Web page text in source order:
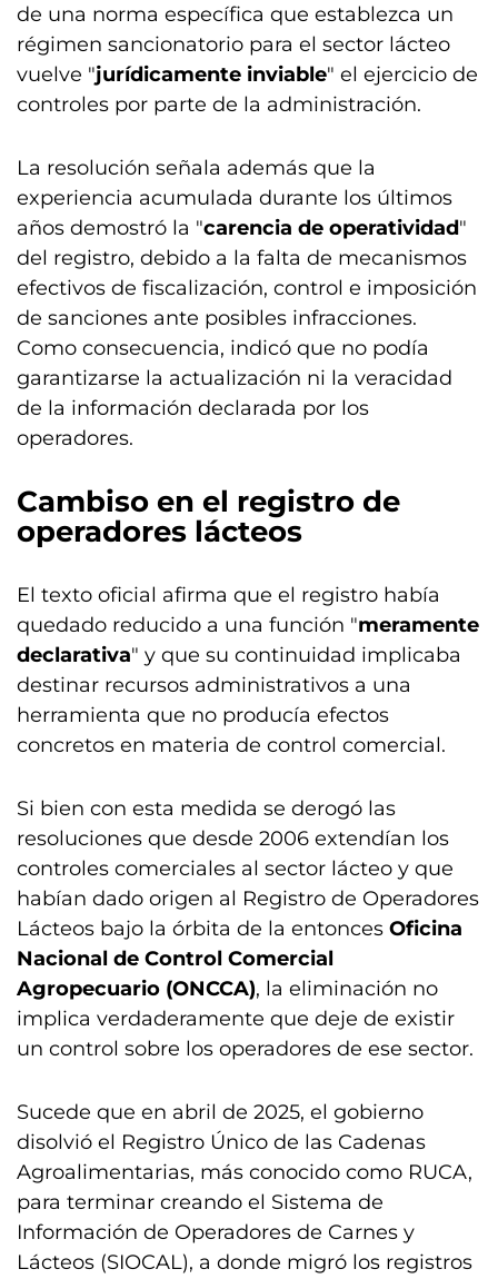
de una norma específica que establezca un
régimen sancionatorio para el sector lácteo
vuelve "jurídicamente inviable" el ejercicio de
controles por parte de la administración.
La resolución señala además que la
experiencia acumulada durante los últimos
años demostró la "carencia de operatividad"
del registro, debido a la falta de mecanismos
efectivos de fiscalización, control e imposición
de sanciones ante posibles infracciones.
Como consecuencia, indicó que no podía
garantizarse la actualización ni la veracidad
de la información declarada por los
operadores.
Cambiso en el registro de
operadores lácteos
El texto oficial afirma que el registro había
quedado reducido a una función "meramente
declarativa" y que su continuidad implicaba
destinar recursos administrativos a una
herramienta que no producía efectos
concretos en materia de control comercial.
Si bien con esta medida se derogó las
resoluciones que desde 2006 extendían los
controles comerciales al sector lácteo y que
habían dado origen al Registro de Operadores
Lácteos bajo la órbita de la entonces Oficina
Nacional de Control Comercial
Agropecuario (ONCCA), la eliminación no
implica verdaderamente que deje de existir
un control sobre los operadores de ese sector.
Sucede que en abril de 2025, el gobierno
disolvió el Registro Único de las Cadenas
Agroalimentarias, más conocido como RUCA,
para terminar creando el Sistema de
Información de Operadores de Carnes y
Lácteos (SIOCAL), a donde migró los registros